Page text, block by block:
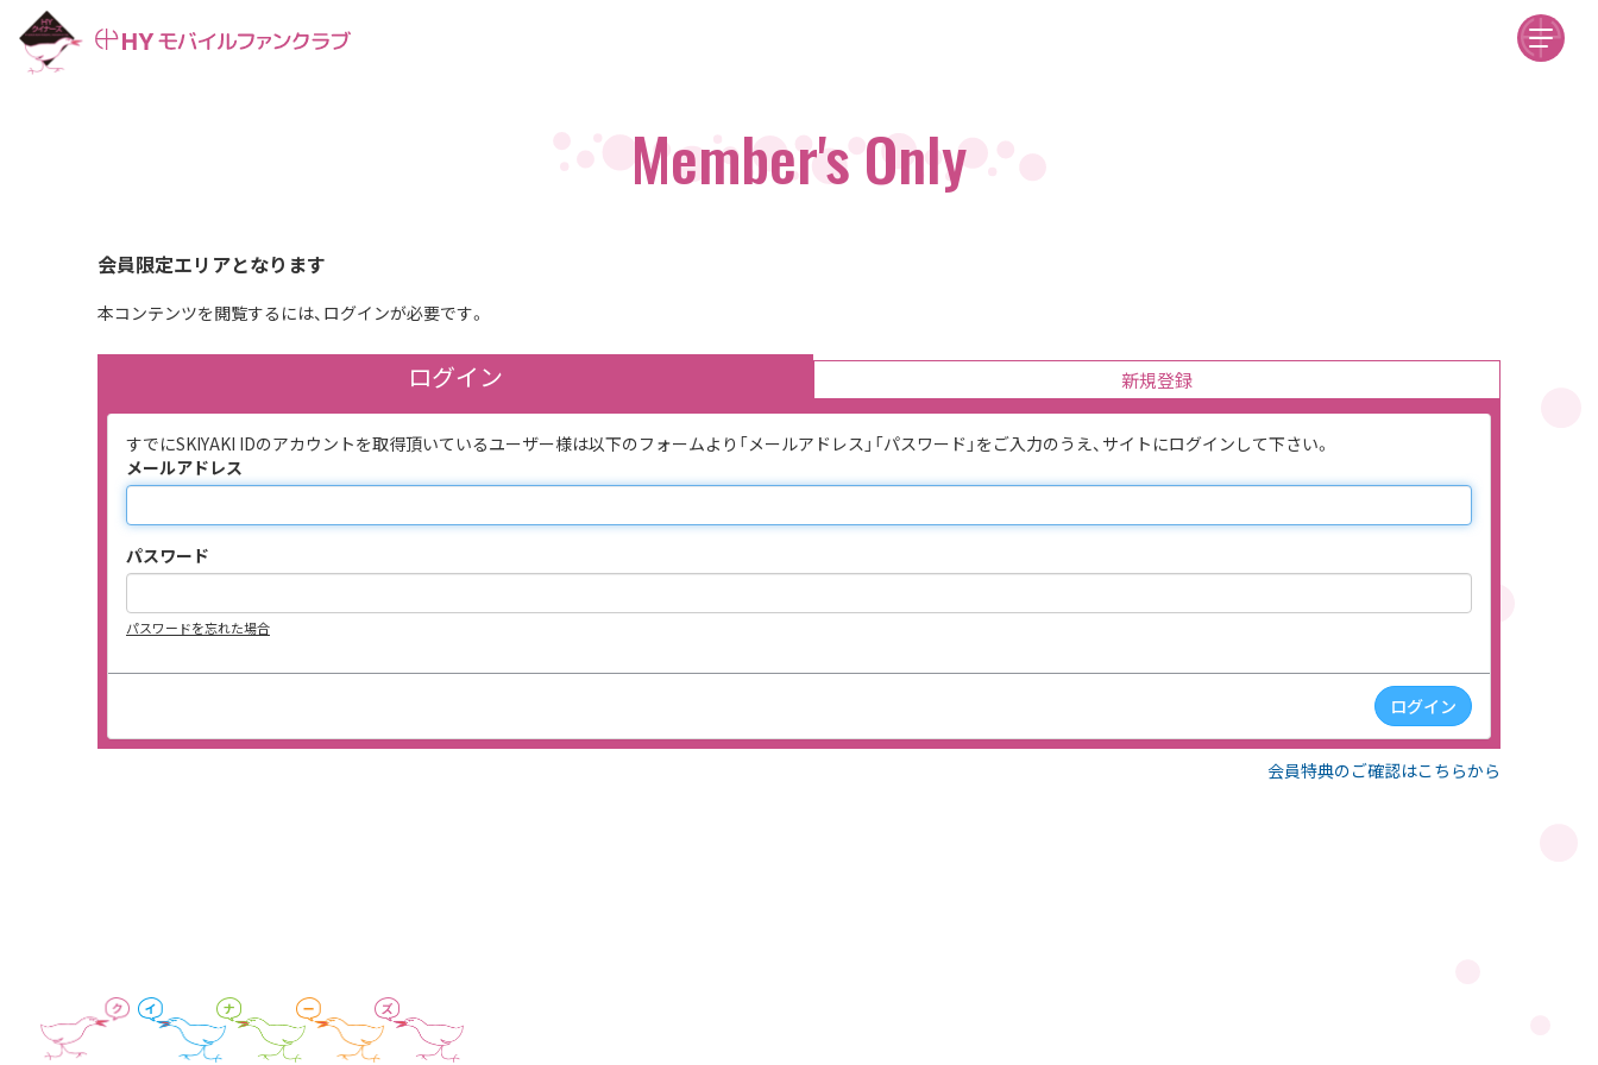
Member's Only
会員限定エリアとなります
本コンテンツを閲覧するには、ログインが必要です。
ログイン 新規登録
すでにSKIYAKI IDのアカウントを取得頂いているユーザー様は以下のフォームより「メールアドレス」「パスワード」をご入力のうえ、サイトにログインして下さい。
メールアドレス
パスワード
パスワードを忘れた場合
会員特典のご確認はこちらから